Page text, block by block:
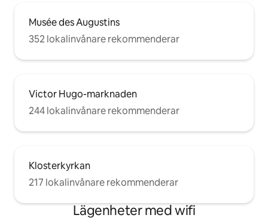
Musée des Augustins
352 lokalinvånare rekommenderar
Victor Hugo-marknaden
244 lokalinvånare rekommenderar
Klosterkyrkan
217 lokalinvånare rekommenderar
Lägenheter med wifi